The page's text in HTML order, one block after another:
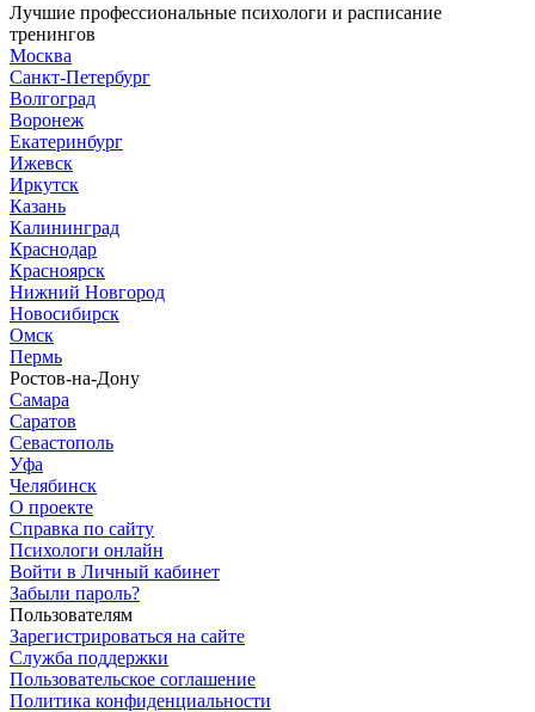
Лучшие профессиональные психологи и расписание
тренингов
Москва
Санкт-Петербург
Волгоград
Воронеж
Екатеринбург
Ижевск
Иркутск
Казань
Калининград
Краснодар
Красноярск
Нижний Новгород
Новосибирск
Омск
Пермь
Ростов-на-Дону
Самара
Саратов
Севастополь
Уфа
Челябинск
О проекте
Справка по сайту
Психологи онлайн
Войти в Личный кабинет
Забыли пароль?
Пользователям
Зарегистрироваться на сайте
Служба поддержки
Пользовательское соглашение
Политика конфиденциальности